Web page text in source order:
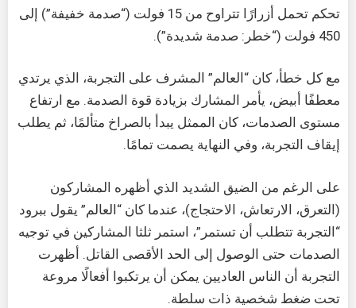
تحكم تحمل أزرارًا تتراوح من 15 فولت (“صدمة خفيفة”) إلى
450 فولت (“خطر: صدمة شديدة”).
مع كل خطأ، كان “العالم” المشرف على التجربة، الذي يرتدي
معطفًا أبيض، يأمر المشارك بزيادة قوة الصدمة. مع ارتفاع
مستوى الصدمات، كان الممثل يبدأ بالصراخ متألمًا، ثم يطلب
إيقاف التجربة، وفي النهاية يصمت تمامًا.
على الرغم من الضيق الشديد الذي أظهره المشاركون
(التعرق، الارتعاش، الاحتجاج)، عندما كان “العالم” يقول ببرود
“التجربة تتطلب أن تستمر”، استمر ثلثا المشاركين في توجيه
الصدمات حتى الوصول إلى الحد الأقصى القاتل. أظهرت
التجربة أن الناس العاديين يمكن أن يرتكبوا أفعالًا مروعة
تحت ضغط شخصية ذات سلطة.